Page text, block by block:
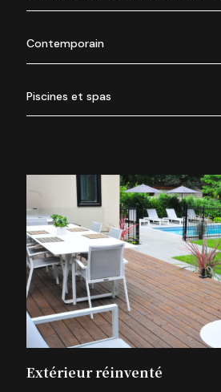
Contemporain
Piscines et spas
Extérieur réinventé